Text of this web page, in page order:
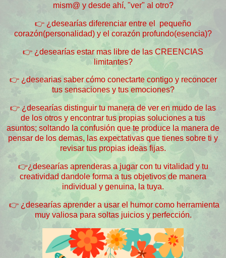
mism@ y desde ahí, "ver" al otro?
👉 ¿desearías diferenciar entre el pequeño
corazón(personalidad) y el corazón profundo(esencia)?
👉 ¿desearías estar mas libre de las CREENCIAS
limitantes?
👉 ¿desearias saber cómo conectarte contigo y reconocer
tus sensaciones y tus emociones?
👉 ¿desearías distinguir tu manera de ver en mudo de las
de los otros y encontrar tus propias soluciones a tus
asuntos; soltando la confusión que te produce la manera de
pensar de los demas, las expectativas que tienes sobre ti y
revisar tus propias ideas fijas.
👉¿desearías aprenderas a jugar con tu vitalidad y tu
creatividad dandole forma a tus objetivos de manera
individual y genuina, la tuya.
👉 ¿desearías aprender a usar el humor como herramienta
muy valiosa para soltas juicios y perfección.